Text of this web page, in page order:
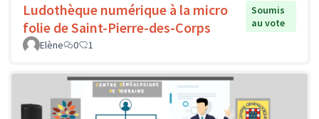
Ludothèque numérique à la micro
folie de Saint-Pierre-des-Corps
Soumis
au vote
Elène
0 1